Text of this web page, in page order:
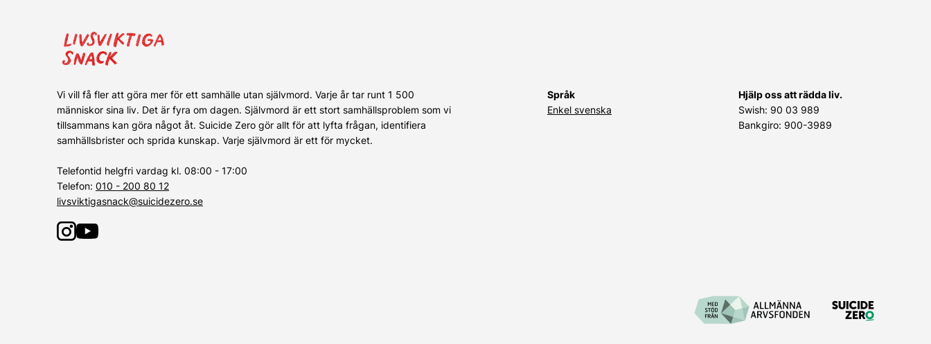
Vi vill få fler att göra mer för ett samhälle utan självmord. Varje år tar runt 1 500
människor sina liv. Det är fyra om dagen. Självmord är ett stort samhällsproblem som vi
tillsammans kan göra något åt. Suicide Zero gör allt för att lyfta frågan, identifiera
samhällsbrister och sprida kunskap. Varje självmord är ett för mycket.
Telefontid helgfri vardag kl. 08:00 - 17:00
Telefon: 010 - 200 80 12
livsviktigasnack@suicidezero.se
Språk
Enkel svenska
Hjälp oss att rädda liv.
Swish: 90 03 989
Bankgiro: 900-3989